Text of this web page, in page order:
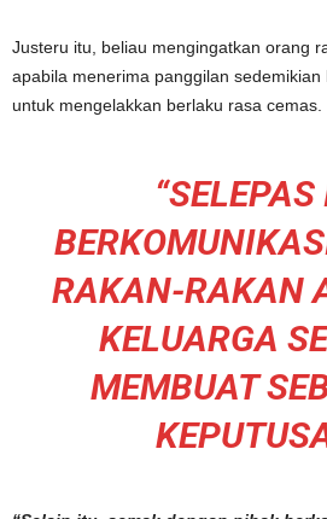
Justeru itu, beliau mengingatkan orang
apabila menerima panggilan
untuk mengelakkan berlaku rasa cemas.
“SELEPAS
RAKAN-RAKAN
KELUARGA
MEMBUAT